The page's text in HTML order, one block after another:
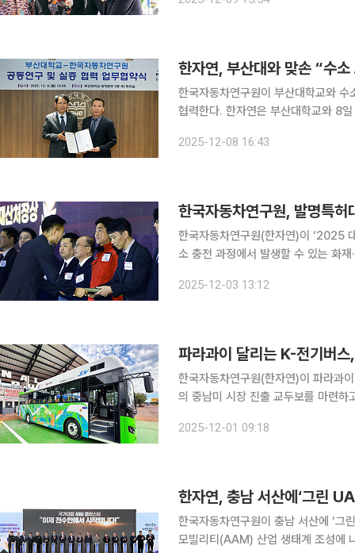
량은 현대차인도네시아생산법인에서
한자연, 부산대와 맞손 “수
한국자동차연구원이 부산대학교와
협력한다. 한자연은 부산대학교와 8일 부산시 금정구에 있는 부산대 대학본부동에서 ‘수소산업 전
약을 통해 수소 저장·이송·활용 등 핵
2025-12-08 16:43
한국자동차연구원(한자연)이 ‘2025
소 충전 과정에서 발생할 수 있는 화재
밝혔다. 발명특허대전은 지식재산처
2025-12-03 13:12
한국자동차연구원(한자연)이 파라과
의 중남미 시장 진출 교두보를 마련하고 있다. 한자연은 산업통상협력개발지원사
출에 실질적 역할을 하고 있다고 1일
2025-12-01 09:18
한자연, 충남 서산에‘그린
한국자동차연구원이 충남 서산에 ‘
모빌리티(AAM) 산업 생태계 조성에 나섰다. 한자연은 6일 충청남도 서산시 부석